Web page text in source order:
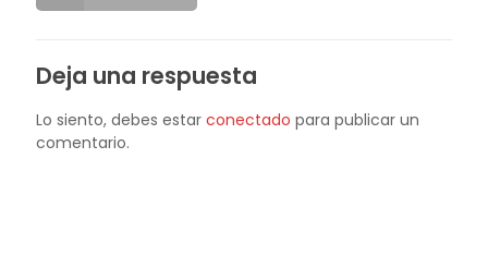
Deja una respuesta
Lo siento, debes estar conectado para publicar un
comentario.